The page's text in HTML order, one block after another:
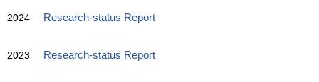
2024 Research-status Report
2023 Research-status Report